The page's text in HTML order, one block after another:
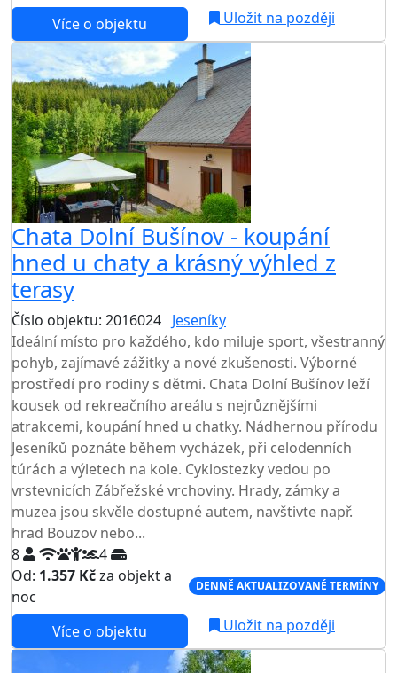
Více o objektu Uložit na později
Chata Dolní Bušínov - koupání
hned u chaty a krásný výhled z
terasy
Číslo objektu: 2016024 Jeseníky
Ideální místo pro každého, kdo miluje sport, všestranný
pohyb, zajímavé zážitky a nové zkušenosti. Výborné
prostředí pro rodiny s dětmi. Chata Dolní Bušínov leží
kousek od rekreačního areálu s nejrůznějšími
atrakcemi, koupání hned u chatky. Nádhernou přírodu
Jeseníků poznáte během vycházek, při celodenních
túrách a výletech na kole. Cyklostezky vedou po
vrstevnicích Zábřežské vrchoviny. Hrady, zámky a
muzea jsou skvěle dostupné autem, navštivte např.
hrad Bouzov nebo...
8
4
Od: 1.357 Kčza objekt a
noc
DENNĚ AKTUALIZOVANÉ TERMÍNY
Více o objektu Uložit na později